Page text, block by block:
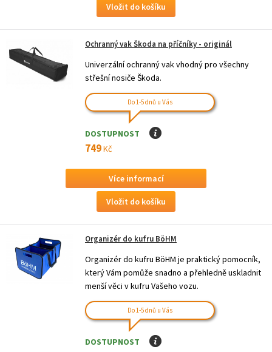
Ochranný vak Škoda na příčníky - originál
Univerzální ochranný vak vhodný pro všechny
střešní nosiče Škoda.
Do 1-5 dnů u Vás
DOSTUPNOST I
749Kč
Více informací
Organizér do kufru BöHM
Organizér do kufru BöHM je praktický pomocník,
který Vám pomůže snadno a přehledně uskladnit
menší věci v kufru Vašeho vozu.
Do 1-5 dnů u Vás
DOSTUPNOST I